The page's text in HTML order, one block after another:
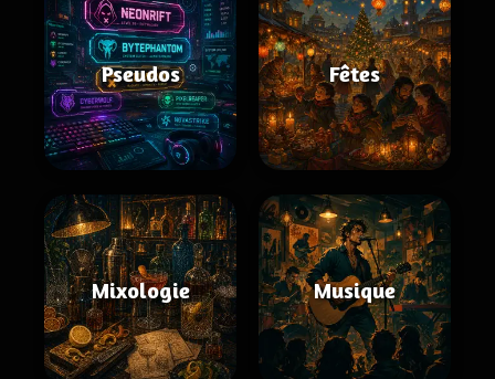
Pseudos Fêtes
Mixologie Musique